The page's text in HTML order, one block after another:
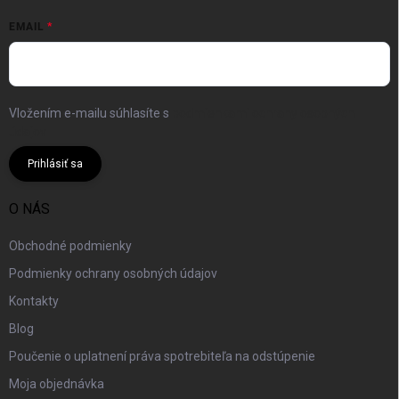
EMAIL
Vložením e-mailu súhlasíte s
Prihlásiť sa
O NÁS
Obchodné podmienky
Podmienky ochrany osobných údajov
Kontakty
Blog
Poučenie o uplatnení práva spotrebiteľa na odstúpenie
Moja objednávka